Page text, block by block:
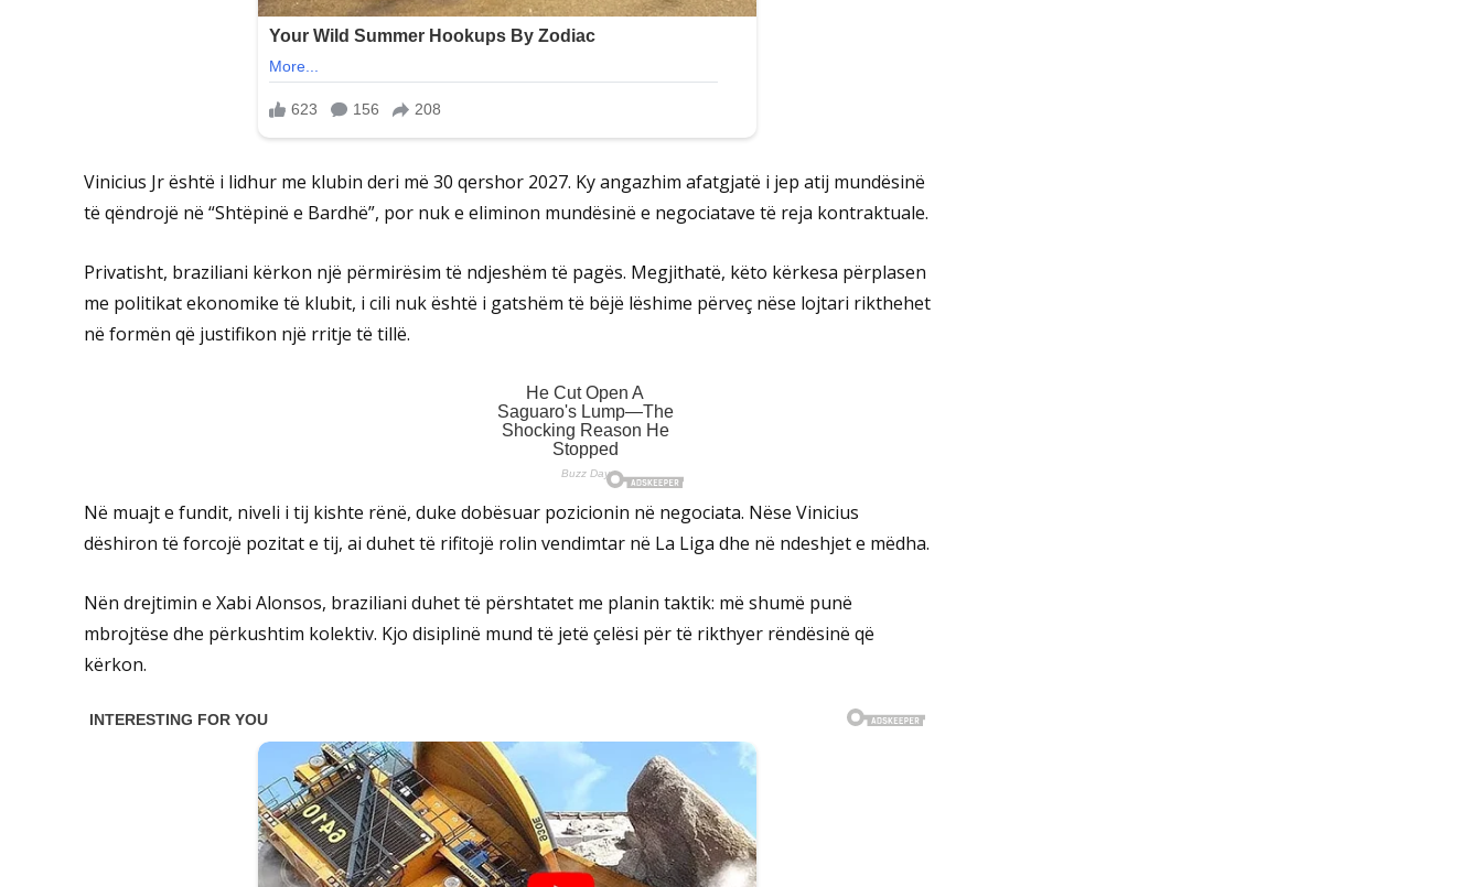
Vinicius Jr është i lidhur me klubin deri më 30 qershor 2027. Ky angazhim afatgjatë i jep atij mundësinë
të qëndrojë në “Shtëpinë e Bardhë”, por nuk e eliminon mundësinë e negociatave të reja kontraktuale.
Privatisht, braziliani kërkon një përmirësim të ndjeshëm të pagës. Megjithatë, këto kërkesa përplasen
me politikat ekonomike të klubit, i cili nuk është i gatshëm të bëjë lëshime përveç nëse lojtari rikthehet
në formën që justifikon një rritje të tillë.
Në muajt e fundit, niveli i tij kishte rënë, duke dobësuar pozicionin në negociata. Nëse Vinicius
dëshiron të forcojë pozitat e tij, ai duhet të rifitojë rolin vendimtar në La Liga dhe në ndeshjet e mëdha.
Nën drejtimin e Xabi Alonsos, braziliani duhet të përshtatet me planin taktik: më shumë punë
mbrojtëse dhe përkushtim kolektiv. Kjo disiplinë mund të jetë çelësi për të rikthyer rëndësinë që
kërkon.